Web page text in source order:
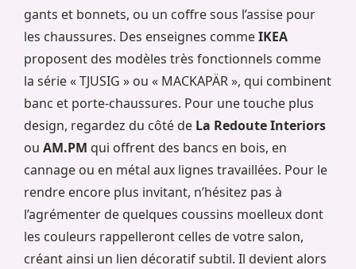
gants et bonnets, ou un coffre sous l’assise pour
les chaussures. Des enseignes commeIKEA
proposent des modèles très fonctionnels comme
la série « TJUSIG » ou « MACKAPÄR », qui combinent
banc et porte-chaussures. Pour une touche plus
design, regardez du côté de La Redoute Interiors
ou AM.PM qui offrent des bancs en bois, en
cannage ou en métal aux lignes travaillées. Pour le
rendre encore plus invitant, n’hésitez pas à
l’agrémenter de quelques coussins moelleux dont
les couleurs rappelleront celles de votre salon,
créant ainsi un lien décoratif subtil. Il devient alors